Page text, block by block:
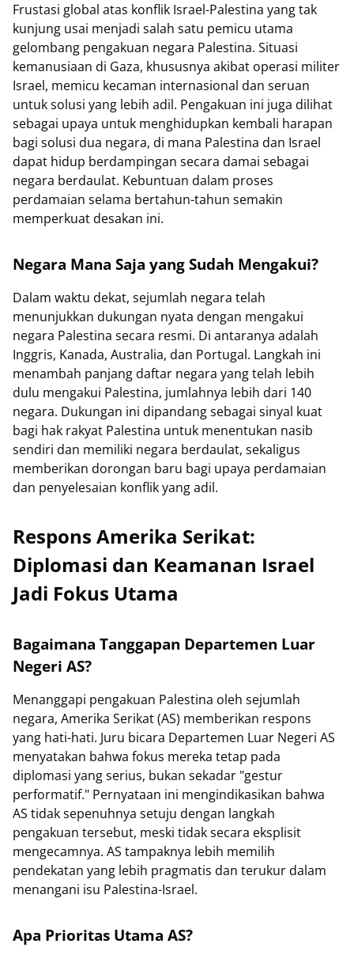
Frustasi global atas konflik Israel-Palestina yang tak
kunjung usai menjadi salah satu pemicu utama
gelombang pengakuan negara Palestina. Situasi
kemanusiaan di Gaza, khususnya akibat operasi militer
Israel, memicu kecaman internasional dan seruan
untuk solusi yang lebih adil. Pengakuan ini juga dilihat
sebagai upaya untuk menghidupkan kembali harapan
bagi solusi dua negara, di mana Palestina dan Israel
dapat hidup berdampingan secara damai sebagai
negara berdaulat. Kebuntuan dalam proses
perdamaian selama bertahun-tahun semakin
memperkuat desakan ini.
Negara Mana Saja yang Sudah Mengakui?
Dalam waktu dekat, sejumlah negara telah
menunjukkan dukungan nyata dengan mengakui
negara Palestina secara resmi. Di antaranya adalah
Inggris, Kanada, Australia, dan Portugal. Langkah ini
menambah panjang daftar negara yang telah lebih
dulu mengakui Palestina, jumlahnya lebih dari 140
negara. Dukungan ini dipandang sebagai sinyal kuat
bagi hak rakyat Palestina untuk menentukan nasib
sendiri dan memiliki negara berdaulat, sekaligus
memberikan dorongan baru bagi upaya perdamaian
dan penyelesaian konflik yang adil.
Respons Amerika Serikat:
Diplomasi dan Keamanan Israel
Jadi Fokus Utama
Bagaimana Tanggapan Departemen Luar
Negeri AS?
Menanggapi pengakuan Palestina oleh sejumlah
negara, Amerika Serikat (AS) memberikan respons
yang hati-hati. Juru bicara Departemen Luar Negeri AS
menyatakan bahwa fokus mereka tetap pada
diplomasi yang serius, bukan sekadar "gestur
performatif." Pernyataan ini mengindikasikan bahwa
AS tidak sepenuhnya setuju dengan langkah
pengakuan tersebut, meski tidak secara eksplisit
mengecamnya. AS tampaknya lebih memilih
pendekatan yang lebih pragmatis dan terukur dalam
menangani isu Palestina-Israel.
Apa Prioritas Utama AS?